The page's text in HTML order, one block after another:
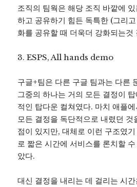
조직의 팀웍은 해당 조직 바깥에
하고 공유하기 힘든 독특한 (그리
화를 공유할 때 더욱더 강화되는것
3. ESPS, All hands demo
구글+팀은 다른 구글 팀과는 다른
그중의 하나는 거의 모든 결정이
적인 탑다운 컬쳐였다. 마치 애플
모든 결정을 독단적으로 내렸던 것
점이 있지만, 대체로 이런 구조였
로 짧은 시간에 서비스를 론치할
았다.
대신 결정을 내리는 데 걸리는 시